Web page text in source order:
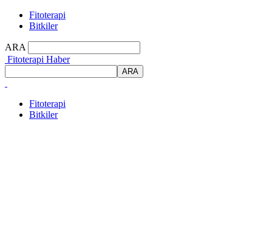
Fitoterapi
Bitkiler
ARA
Fitoterapi Haber
Fitoterapi
Bitkiler